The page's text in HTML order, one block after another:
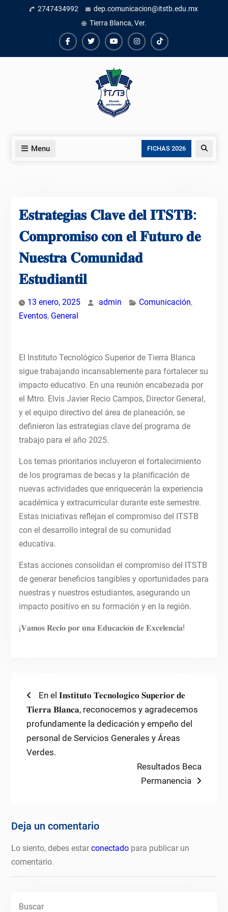
2747434992
dep.comunicacion@itstb.edu.mx
Tierra Blanca, Ver.
FacebookTwiterYoutubeinstagram
TikTok
Menu FICHAS 2026 Search
𝐄𝐬𝐭𝐫𝐚𝐭𝐞𝐠𝐢𝐚𝐬 𝐂𝐥𝐚𝐯𝐞 𝐝𝐞𝐥 𝐈𝐓𝐒𝐓𝐁:
𝐂𝐨𝐦𝐩𝐫𝐨𝐦𝐢𝐬𝐨 𝐜𝐨𝐧 𝐞𝐥 𝐅𝐮𝐭𝐮𝐫𝐨 𝐝𝐞
𝐍𝐮𝐞𝐬𝐭𝐫𝐚 𝐂𝐨𝐦𝐮𝐧𝐢𝐝𝐚𝐝
𝐄𝐬𝐭𝐮𝐝𝐢𝐚𝐧𝐭𝐢𝐥
13 enero, 2025 admin Comunicación,
Eventos, General
El Instituto Tecnológico Superior de Tierra Blanca
sigue trabajando incansablemente para fortalecer su
impacto educativo. En una reunión encabezada por
el Mtro. Elvis Javier Recio Campos, Director General,
y el equipo directivo del área de planeación, se
definieron las estrategias clave del programa de
trabajo para el año 2025.
Los temas prioritarios incluyeron el fortalecimiento
de los programas de becas y la planificación de
nuevas actividades que enriquecerán la experiencia
académica y extracurricular durante este semestre.
Estas iniciativas reflejan el compromiso del ITSTB
con el desarrollo integral de su comunidad
educativa.
Estas acciones consolidan el compromiso del ITSTB
de generar beneficios tangibles y oportunidades para
nuestras y nuestros estudiantes, asegurando un
impacto positivo en su formación y en la región.
¡𝐕𝐚𝐦𝐨𝐬 𝐑𝐞𝐜𝐢𝐨 𝐩𝐨𝐫 𝐮𝐧𝐚 𝐄𝐝𝐮𝐜𝐚𝐜𝐢𝐨́𝐧 𝐝𝐞 𝐄𝐱𝐜𝐞𝐥𝐞𝐧𝐜𝐢𝐚!
Navegación
de
entradas
Previous
post:
En el 𝐈𝐧𝐬𝐭𝐢𝐭𝐮𝐭𝐨 𝐓𝐞𝐜𝐧𝐨𝐥𝐨𝐠𝐢𝐜𝐨 𝐒𝐮𝐩𝐞𝐫𝐢𝐨𝐫 𝐝𝐞
𝐓𝐢𝐞𝐫𝐫𝐚 𝐁𝐥𝐚𝐧𝐜𝐚, reconocemos y agradecemos
profundamente la dedicación y empeño del
personal de Servicios Generales y Áreas
Verdes.
Next
post:
Resultados Beca
Permanencia
Deja un comentario
Lo siento, debes estarconectadopara publicar un
comentario.
Buscar